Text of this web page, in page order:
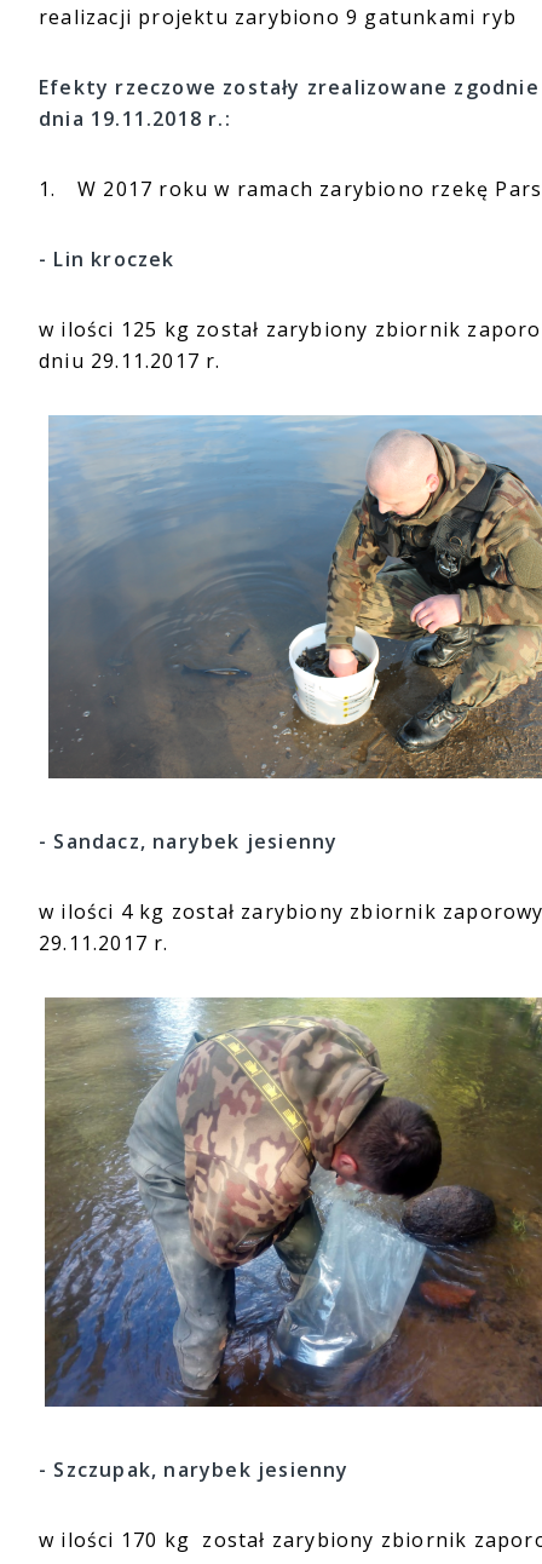
realizacji projektu zarybiono 9 gatunkami ryb
Efekty rzeczowe zostały zrealizowane
dnia 19.11.2018 r.:
1. W 2017 roku w ramach zarybiono rzekę
- Lin kroczek
w ilości 125 kg został zarybiony zbiornik
dniu 29.11.2017 r.
- Sandacz, narybek jesienny
w ilości 4 kg został zarybiony zbiornik
29.11.2017 r.
- Szczupak, narybek jesienny
w ilości 170 kg został zarybiony zbiornik